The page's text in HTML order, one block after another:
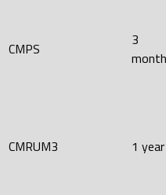
CMPS
3
CMRUM3 1 year